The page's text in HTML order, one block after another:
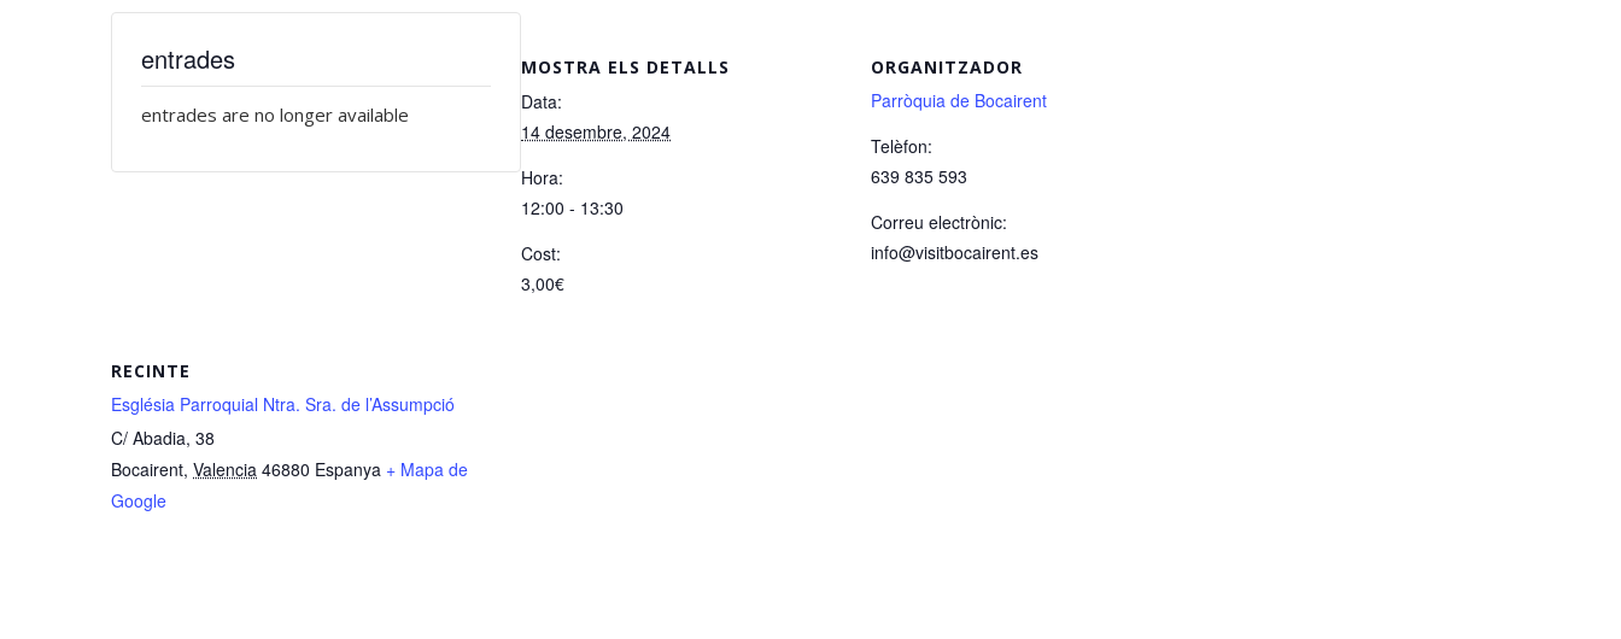
MOSTRA ELS DETALLS
Data:
14 desembre, 2024
Hora:
12:00 - 13:30
Cost:
3,00€
ORGANITZADOR
Parròquia de Bocairent
Telèfon:
639 835 593
Correu electrònic:
info@visitbocairent.es
RECINTE
Església Parroquial Ntra. Sra. de l’Assumpció
C/ Abadia, 38
Bocairent, Valencia 46880 Espanya + Mapa de
Google
entrades
entrades are no longer available